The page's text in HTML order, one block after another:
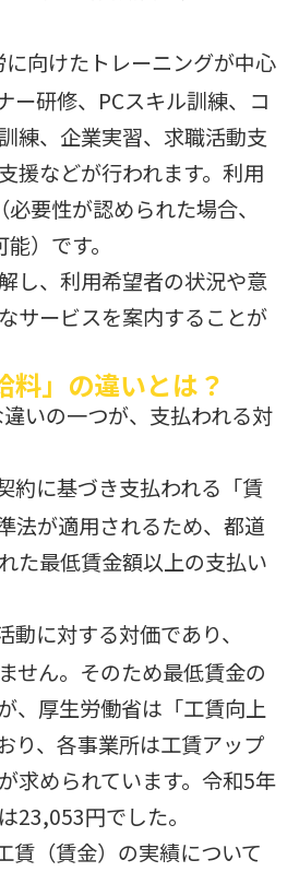
に向けたトレーニングが中心
ー研修、PCスキル訓練、コ
練、企業実習、求職活動支
援などが行われます。利用
要性が認められた場合、
）です。
し、利用希望者の状況や意
サービスを案内することが
料」の違いとは？
いの一つが、支払われる対
約に基づき支払われる「賃
法が適用されるため、都道
た最低賃金額以上の支払い
動に対する対価であり、
せん。そのため最低賃金の
、厚生労働省は「工賃向上
り、各事業所は工賃アップ
求められています。令和5年
23,053円でした。
賃（賃金）の実績について